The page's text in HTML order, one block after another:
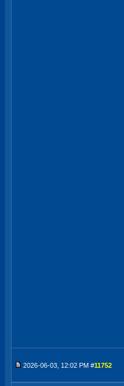
2026-06-03, 12:02 PM #11752